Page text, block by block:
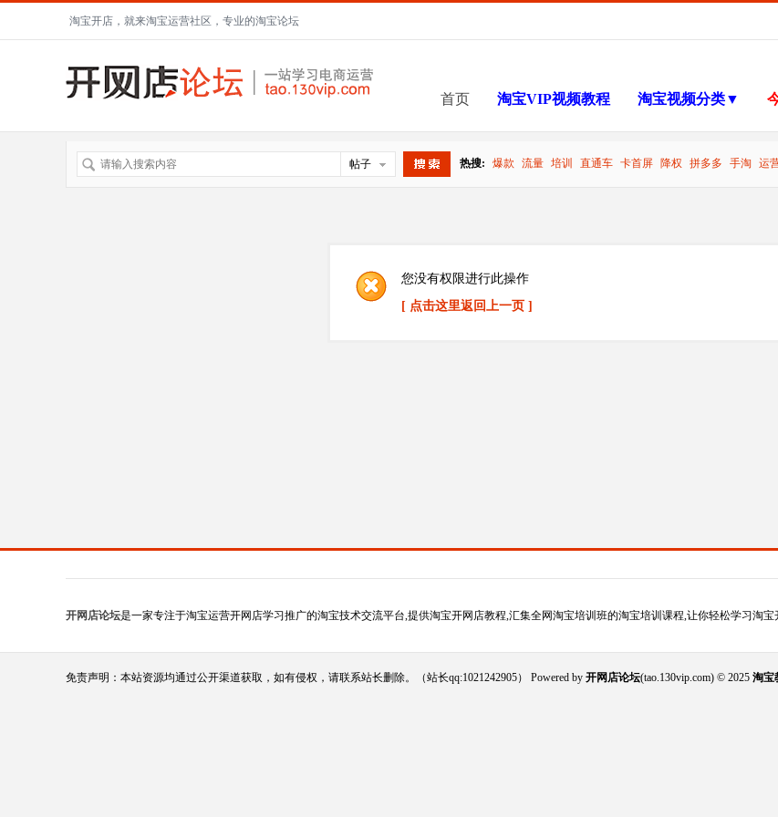
淘宝开店，就来淘宝运营社区，专业的淘宝论坛
首页 淘宝VIP视频教程 淘宝视频分类▼
帖子 热搜: 爆款 流量 培训 直通车 卡首屏 降权 拼多多 手淘 运
您没有权限进行此操作
[ 点击这里返回上一页 ]
开网店论坛是一家专注于淘宝运营开网店学习推广的淘宝技术交流平台,提供淘宝开网店教程,汇集全网淘宝培训班的淘宝培训课程,让你轻松学习淘宝
免责声明：本站资源均通过公开渠道获取，如有侵权，请联系站长删除。（站长qq:1021242905） Powered by 开网店论坛(tao.130vip.com) © 2025 淘宝